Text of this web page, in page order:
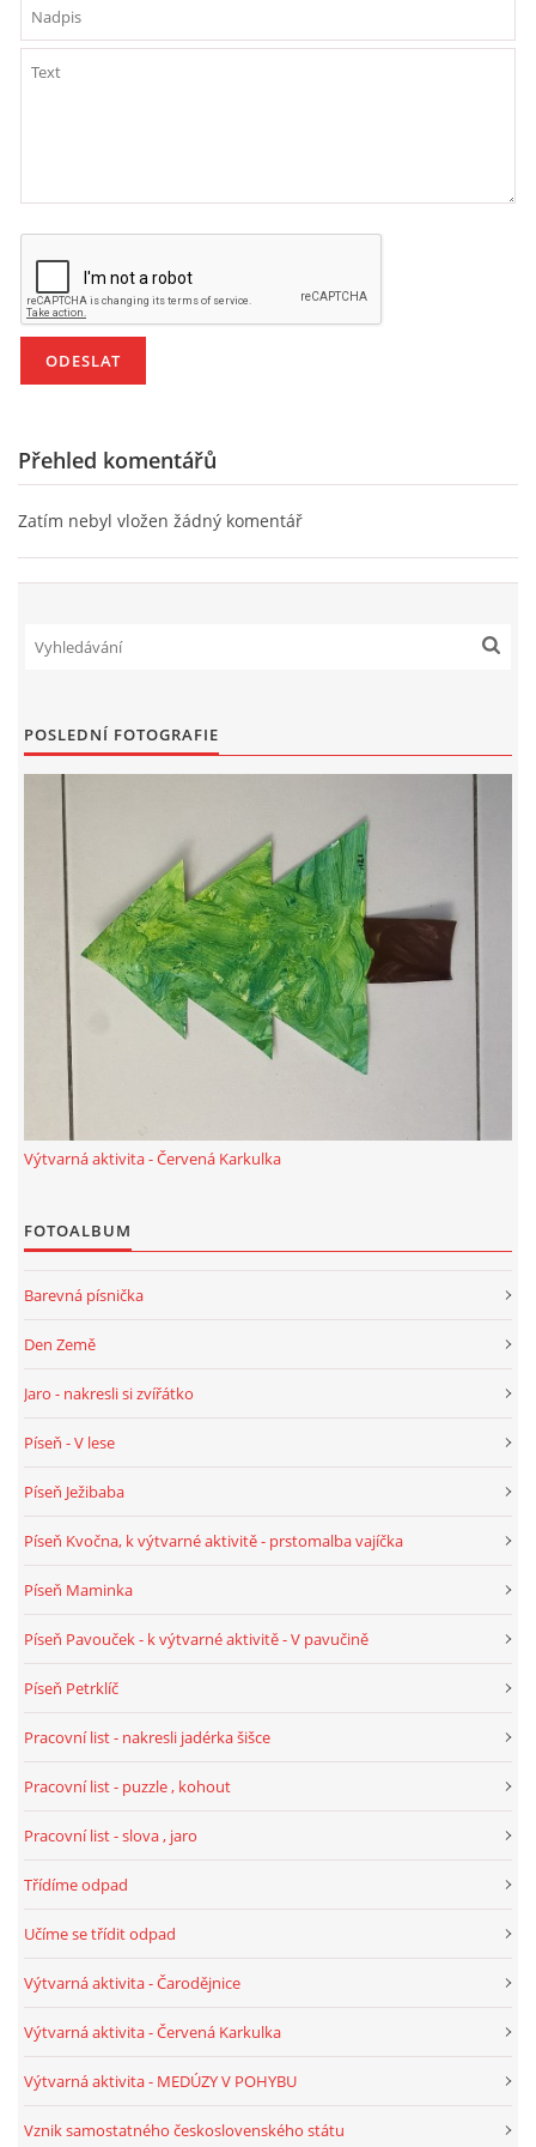
PÍSNĚ K TÉMATU PODZIM
PÍSNĚ K TÉMATU ZIMA
BÁSNĚ K TÉMATU ZIMA
VZDĚLÁVACÍ PLÁN OD ZÁŘÍ DO ČERVNA
TÝDENNÍ PLÁNY
JÓGOVÉ CVIČENÍ, TYPY, RADY, RECENZE
KALENDÁŘ PRO DĚTI
STÁTNÍ SVÁTKY
SVATÝ VÁCLAV
20.10. DEN STROMŮ
HALLOWEEN
SVATÝ MARTIN
SVATÁ BARBORA 4.12.
MIKULÁŠ, ČERTI
MASOPUST
VELIKONOCE
KREATIVNÍ OVOCNÉ A ZELENINOVÉ MLSÁNÍ
RECENZE NA HRAČKY
VÁNOČNÍ TVOŘENÍ
Přehled komentářů
Zatím nebyl vložen žádný komentář
POSLEDNÍ FOTOGRAFIE
Výtvarná aktivita - Červená Karkulka
FOTOALBUM
Barevná písnička
Den Země
Jaro - nakresli si zvířátko
Píseň - V lese
Píseň Ježibaba
Píseň Kvočna, k výtvarné aktivitě - prstomalba vajíčka
Píseň Maminka
Píseň Pavouček - k výtvarné aktivitě - V pavučině
Píseň Petrklíč
Pracovní list - nakresli jadérka šišce
Pracovní list - puzzle , kohout
Pracovní list - slova , jaro
Třídíme odpad
Učíme se třídit odpad
Výtvarná aktivita - Čarodějnice
Výtvarná aktivita - Červená Karkulka
Výtvarná aktivita - MEDÚZY V POHYBU
Vznik samostatného československého státu